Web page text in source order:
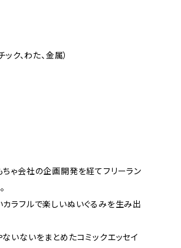
ク、わた、金属）
ゃ会社の企画開発を経てフリーラン
ラフルで楽しいぬいぐるみを生み出
いないをまとめたコミックエッセイ